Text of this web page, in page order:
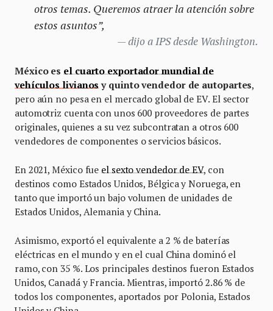
otros temas. Queremos atraer la atención sobre
estos asuntos”,
dijo a IPS desde Washington.
México es el cuarto exportador mundial de
vehículos livianos y quinto vendedor de autopartes,
pero aún no pesa en el mercado global de EV. El sector
automotriz cuenta con unos 600 proveedores de partes
originales, quienes a su vez subcontratan a otros 600
vendedores de componentes o servicios básicos.
En 2021, México fue el sexto vendedor de EV, con
destinos como Estados Unidos, Bélgica y Noruega, en
tanto que importó un bajo volumen de unidades de
Estados Unidos, Alemania y China.
Asimismo, exportó el equivalente a 2 % de baterías
eléctricas en el mundo y en el cual China dominó el
ramo, con 35 %. Los principales destinos fueron Estados
Unidos, Canadá y Francia. Mientras, importó 2.86 % de
todos los componentes, aportados por Polonia, Estados